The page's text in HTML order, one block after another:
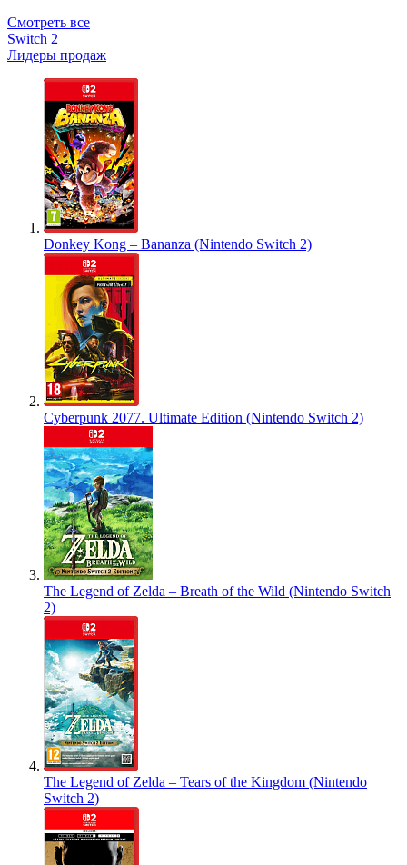
Смотреть все
Switch 2
Лидеры продаж
Donkey Kong – Bananza (Nintendo Switch 2)
Cyberpunk 2077. Ultimate Edition (Nintendo Switch 2)
The Legend of Zelda – Breath of the Wild (Nintendo Switch
2)
The Legend of Zelda – Tears of the Kingdom (Nintendo
Switch 2)